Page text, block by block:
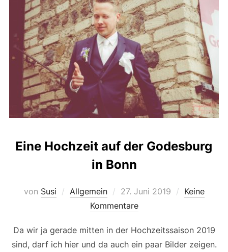
Eine Hochzeit auf der Godesburg
in Bonn
von Susi Allgemein
Veröffentlicht
am
27. Juni 2019
Keine
Kommentare
Da wir ja gerade mitten in der Hochzeitssaison 2019
sind, darf ich hier und da auch ein paar Bilder zeigen.